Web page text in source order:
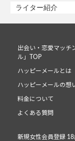
ライター紹介
出会い・恋愛マッチ
ル」TOP
ハッピーメールとは
ハッピーメールの想
料金について
よくある質問
新規女性会員登録 18